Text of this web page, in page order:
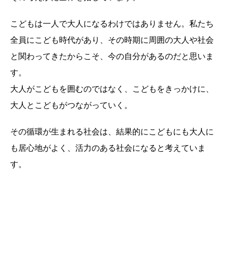
こどもは一人で大人になるわけではありません。私たち
全員にこども時代があり、その時期に周囲の大人や社会
と関わってきたからこそ、今の自分があるのだと思いま
す。
大人がこどもを囲むのではなく、こどもをきっかけに、
大人とこどもがつながっていく。
その循環が生まれる社会は、結果的にこどもにも大人に
も居心地がよく、活力のある社会になると考えていま
す。